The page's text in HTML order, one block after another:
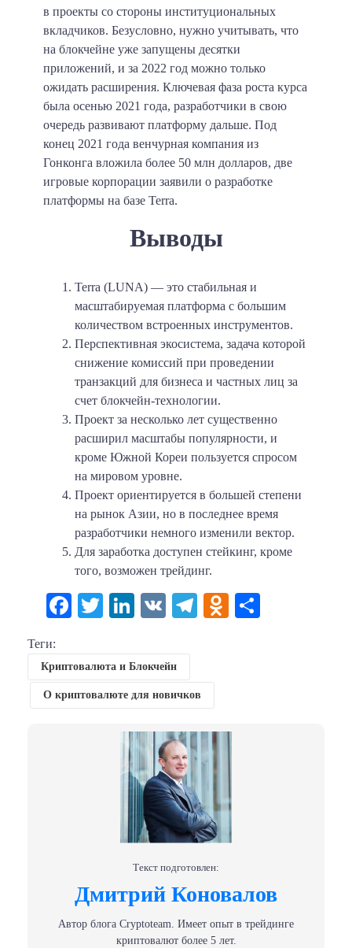
в проекты со стороны институциональных
вкладчиков. Безусловно, нужно учитывать, что
на блокчейне уже запущены десятки
приложений, и за 2022 год можно только
ожидать расширения. Ключевая фаза роста курса
была осенью 2021 года, разработчики в свою
очередь развивают платформу дальше. Под
конец 2021 года венчурная компания из
Гонконга вложила более 50 млн долларов, две
игровые корпорации заявили о разработке
платформы на базе Terra.
Выводы
Terra (LUNA) — это стабильная и
масштабируемая платформа с большим
количеством встроенных инструментов.
Перспективная экосистема, задача которой
снижение комиссий при проведении
транзакций для бизнеса и частных лиц за
счет блокчейн-технологии.
Проект за несколько лет существенно
расширил масштабы популярности, и
кроме Южной Кореи пользуется спросом
на мировом уровне.
Проект ориентируется в большей степени
на рынок Азии, но в последнее время
разработчики немного изменили вектор.
Для заработка доступен стейкинг, кроме
того, возможен трейдинг.
Facebook
TwitterLinkedIn
VK Telegram
Теги:
Криптовалюта и Блокчейн
О криптовалюте для новичков
Текст подготовлен:
Дмитрий Коновалов
Автор блога Сryptoteam. Имеет опыт в трейдинге
криптовалют более 5 лет.